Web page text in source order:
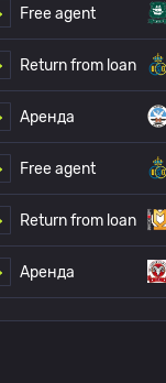
Free agent
Return from loan
Аренда
Free agent
Return from loan
Аренда